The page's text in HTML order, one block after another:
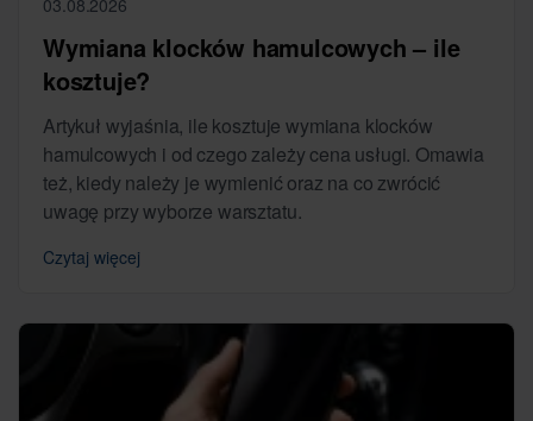
03.08.2026
Wymiana klocków hamulcowych – ile
kosztuje?
Artykuł wyjaśnia, ile kosztuje wymiana klocków
hamulcowych i od czego zależy cena usługi. Omawia
też, kiedy należy je wymienić oraz na co zwrócić
uwagę przy wyborze warsztatu.
Czytaj więcej